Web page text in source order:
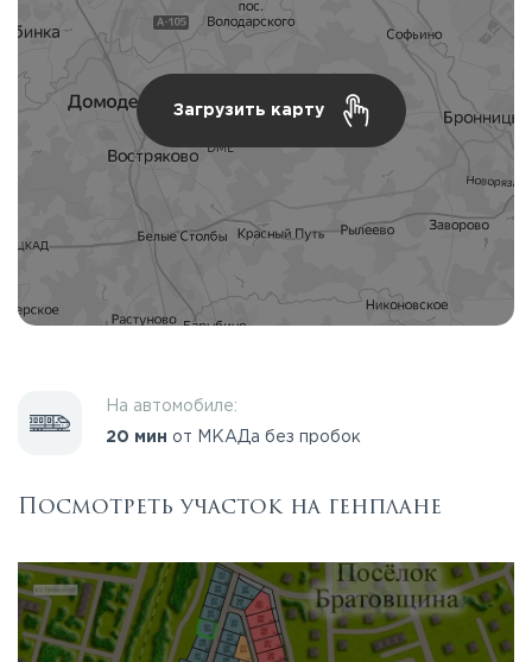
Загрузить карту
На автомобиле:
20 мин от МКАДа без пробок
Посмотреть участок на генплане